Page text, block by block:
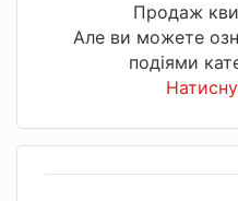
Продаж
Але ви можете
подіями